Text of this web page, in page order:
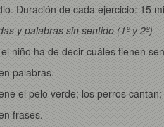
Duración de cada ejercicio: 15
y palabras sin sentido (1º y 2º)
niño ha de decir cuáles tienen
palabras.
el pelo verde; los perros
frases.